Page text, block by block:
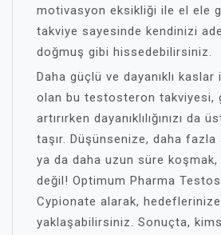
motivasyon eksikliği ile el ele
takviye sayesinde kendinizi
doğmuş gibi hissedebilirsiniz.
Daha güçlü ve dayanıklı kaslar
olan bu testosteron takviyesi,
artırırken dayanıklılığınızı da
taşır. Düşünsenize, daha fazla
ya da daha uzun süre
değil! Optimum Pharma
Cypionate alarak,
yaklaşabilirsiniz. Sonuçta,